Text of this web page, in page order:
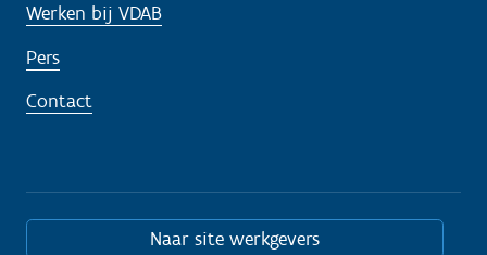
Werken bij VDAB
Pers
Contact
Naar site werkgevers